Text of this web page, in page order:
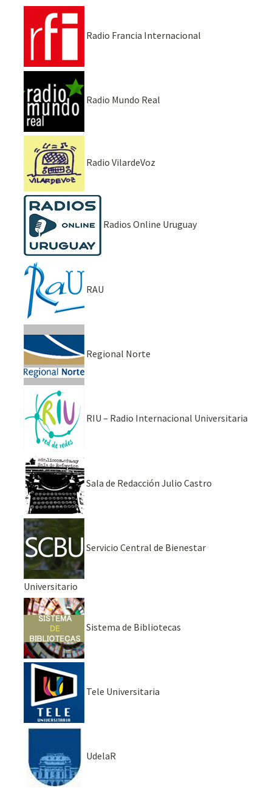
Radio Francia Internacional
Radio Mundo Real
Radio VilardeVoz
Radios Online Uruguay
RAU
Regional Norte
RIU – Radio Internacional Universitaria
Sala de Redacción Julio Castro
Servicio Central de Bienestar
Universitario
Sistema de Bibliotecas
Tele Universitaria
UdelaR